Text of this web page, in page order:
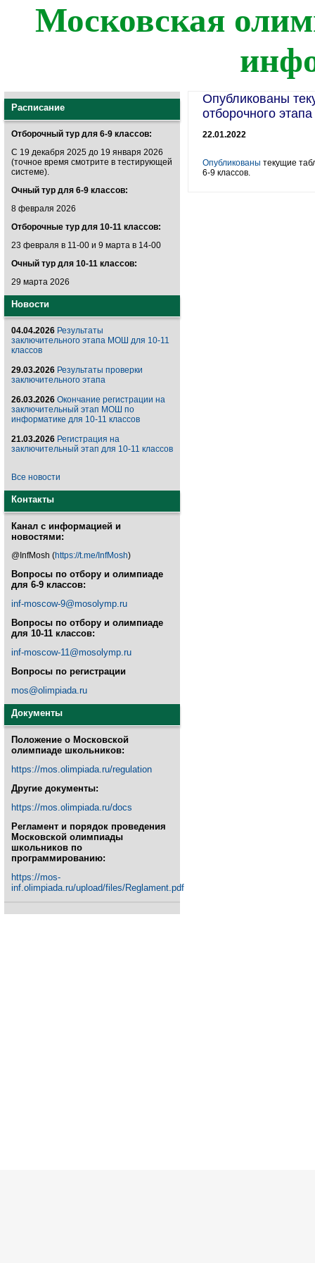
Московская
Расписание
Отборочный тур для 6-9 классов:
С 19 декабря 2025 до 19 января 2026
(точное время смотрите в тестирующей
системе).
Очный тур для 6-9 классов:
8 февраля 2026
Отборочные тур для 10-11 классов:
23 февраля в 11-00 и 9 марта в 14-00
Очный тур для 10-11 классов:
29 марта 2026
Новости
04.04.2026 Результаты
заключительного этапа МОШ для 10-11
классов
29.03.2026 Результаты проверки
заключительного этапа
26.03.2026 Окончание регистрации на
заключительный этап МОШ по
информатике для 10-11 классов
21.03.2026 Регистрация на
заключительный этап для 10-11 классов
Все новости
Контакты
Канал с информацией и
новостями:
@InfMosh (https://t.me/InfMosh)
Вопросы по отбору и олимпиаде
для 6-9 классов:
inf-moscow-9@mosolymp.ru
Вопросы по отбору и олимпиаде
для 10-11 классов:
inf-moscow-11@mosolymp.ru
Вопросы по регистрации
mos@olimpiada.ru
Документы
Положение о Московской
олимпиаде школьников:
https://mos.olimpiada.ru/regulation
Другие документы:
https://mos.olimpiada.ru/docs
Регламент и порядок проведения
Московской олимпиады
школьников по
программированию:
https://mos-
inf.olimpiada.ru/upload/files/Reglament.pdf
Опубликованы
отборочного
22.01.2022
Опубликованы текущие
6-9 классов.